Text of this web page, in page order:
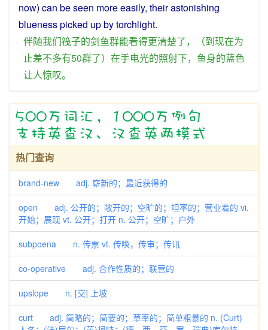
now) can beseen moreeasily, theirastonishing
bluenesspicked up bytorchlight.
伴随我们筏子的剑鱼群能看得更清楚了，（到现在为
止差不多有50群了） 在手电光的照射下， 鱼身的蓝色
让人惊叹。
热门查询
brand-new adj. 崭新的；最近获得的
open adj. 公开的；敞开的；空旷的；坦率的；营业着的 vi.
开始；展现 vt. 公开；打开 n. 公开；空旷；户外
subpoena n. 传票 vt. 传唤，传审；传讯
co-operative adj. 合作性质的；联营的
upslope n. [交] 上坡
curt adj. 简略的；简要的；草率的；简单粗暴的 n. (Curt)